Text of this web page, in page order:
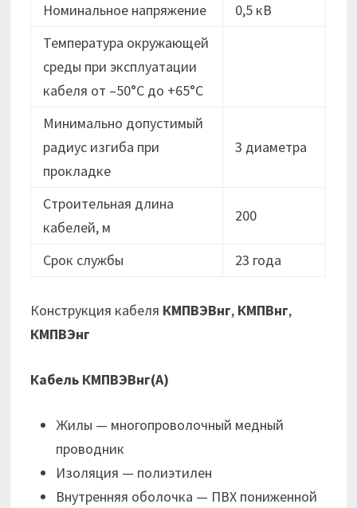
Номинальное напряжение
0,5 кВ
Температура окружающей
среды при эксплуатации
кабеля от –50°C до +65°C
Минимально допустимый
радиус изгиба при
прокладке
3 диаметра
Строительная длина
кабелей, м
200
Срок службы 23 года
Конструкция кабеля КМПВЭВнг, КМПВнг,
КМПВЭнг
Кабель КМПВЭВнг(А)
Жилы — многопроволочный медный
проводник
Изоляция — полиэтилен
Внутренняя оболочка — ПВХ пониженной